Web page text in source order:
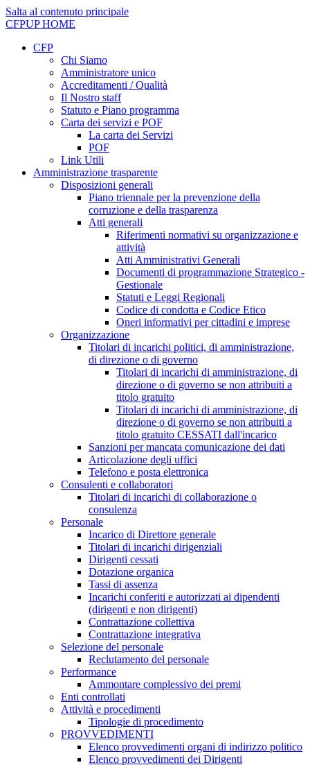
Salta al contenuto principale
CFPUPHOME
CFP
Chi Siamo
Amministratore unico
Accreditamenti / Qualità
Il Nostro staff
Statuto e Piano programma
Carta dei servizi e POF
La carta dei Servizi
POF
Link Utili
Amministrazione trasparente
Disposizioni generali
Piano triennale per la prevenzione della
corruzione e della trasparenza
Atti generali
Riferimenti normativi su organizzazione e
attività
Atti Amministrativi Generali
Documenti di programmazione Strategico -
Gestionale
Statuti e Leggi Regionali
Codice di condotta e Codice Etico
Oneri informativi per cittadini e imprese
Organizzazione
Titolari di incarichi politici, di amministrazione,
di direzione o di governo
Titolari di incarichi di amministrazione, di
direzione o di governo se non attribuiti a
titolo gratuito
Titolari di incarichi di amministrazione, di
direzione o di governo se non attribuiti a
titolo gratuito CESSATI dall'incarico
Sanzioni per mancata comunicazione dei dati
Articolazione degli uffici
Telefono e posta elettronica
Consulenti e collaboratori
Titolari di incarichi di collaborazione o
consulenza
Personale
Incarico di Direttore generale
Titolari di incarichi dirigenziali
Dirigenti cessati
Dotazione organica
Tassi di assenza
Incarichi conferiti e autorizzati ai dipendenti
(dirigenti e non dirigenti)
Contrattazione collettiva
Contrattazione integrativa
Selezione del personale
Reclutamento del personale
Performance
Ammontare complessivo dei premi
Enti controllati
Attività e procedimenti
Tipologie di procedimento
PROVVEDIMENTI
Elenco provvedimenti organi di indirizzo politico
Elenco provvedimenti dei Dirigenti